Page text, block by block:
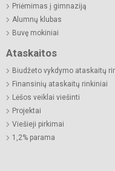
Priėmimas į gimnaziją
Alumnų klubas
Buvę mokiniai
Ataskaitos
Biudžeto vykdymo ataskaitų
Finansinių ataskaitų rinkiniai
Lėšos veiklai viešinti
Projektai
Viešieji pirkimai
1,2% parama